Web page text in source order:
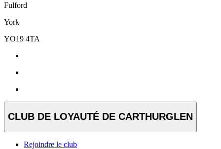
Fulford
York
YO19 4TA
CLUB DE LOYAUTÉ DE CARTHURGLEN
Rejoindre le club